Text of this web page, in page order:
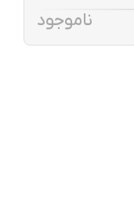
ناموجود